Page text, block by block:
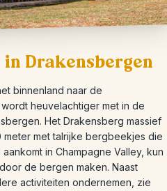
in Drakensbergen
binnenland naar de
heuvelachtiger met in de
Het Drakensberg massief
met talrijke bergbeekjes die
in Champagne Valley, kun
de bergen maken. Naast
activiteiten ondernemen, zie